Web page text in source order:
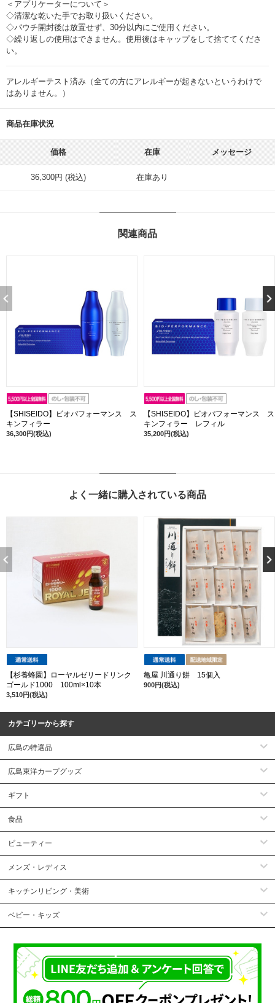
＜アプリケーターについて＞
◇清潔な乾いた手でお取り扱いください。
◇パウチ開封後は放置せず、30分以内にご使用ください。
◇繰り返しの使用はできません。使用後はキャップをして捨ててくださ
い。
アレルギーテスト済み（全ての方にアレルギーが起きないというわけで
はありません。）
商品在庫状況
価格 在庫 メッセージ
36,300円 (税込) 在庫あり
関連商品
【SHISEIDO】ビオパフォーマンス ス
キンフィラー
36,300円(税込)
【SHISEIDO】ビオパフォーマンス ス
キンフィラー レフィル
35,200円(税込)
よく一緒に購入されている商品
【杉養蜂園】ローヤルゼリードリンク
ゴールド1000 100ml×10本
3,510円(税込)
亀屋 川通り餅 15個入
900円(税込)
カテゴリーから探す
広島の特選品
広島東洋カープグッズ
ギフト
食品
ビューティー
メンズ・レディス
キッチンリビング・美術
ベビー・キッズ